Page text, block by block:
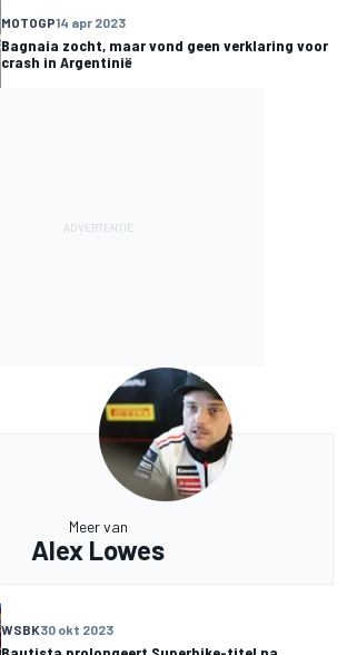
MOTOGP14 apr 2023
Bagnaia zocht, maar vond geen verklaring voor
crash in Argentinië
Meer van
Alex Lowes
WSBK30 okt 2023